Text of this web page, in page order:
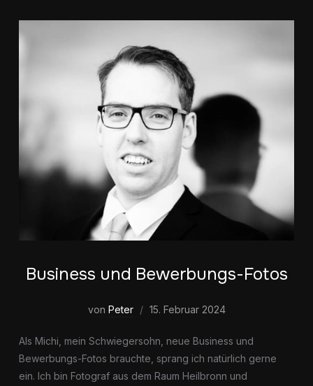
Business und Bewerbungs-Fotos
von Peter 15. Februar 2024
Als Michi, mein Schwiegersohn, neue Business und
Bewerbungs-Fotos brauchte, sprang ich natürlich gerne
ein. Ich bin Fotograf aus dem Raum Heilbronn und